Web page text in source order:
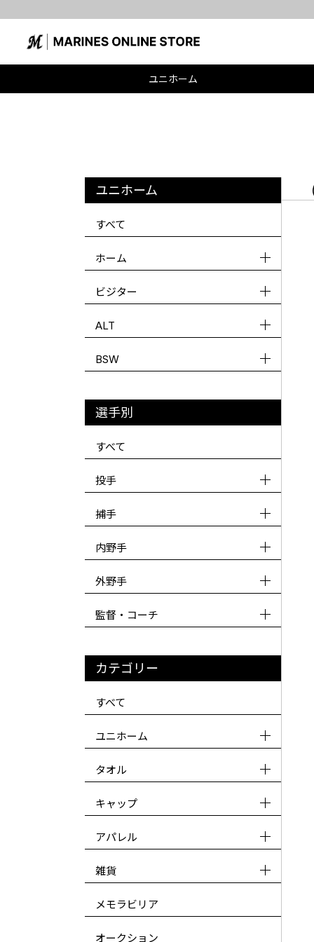
ユニホーム
ユニホーム
すべて
ホーム
ビジター
ALT
BSW
選手別
すべて
投手
捕手
内野手
外野手
監督・コーチ
カテゴリー
すべて
ユニホーム
タオル
キャップ
アパレル
雑貨
メモラビリア
オークション